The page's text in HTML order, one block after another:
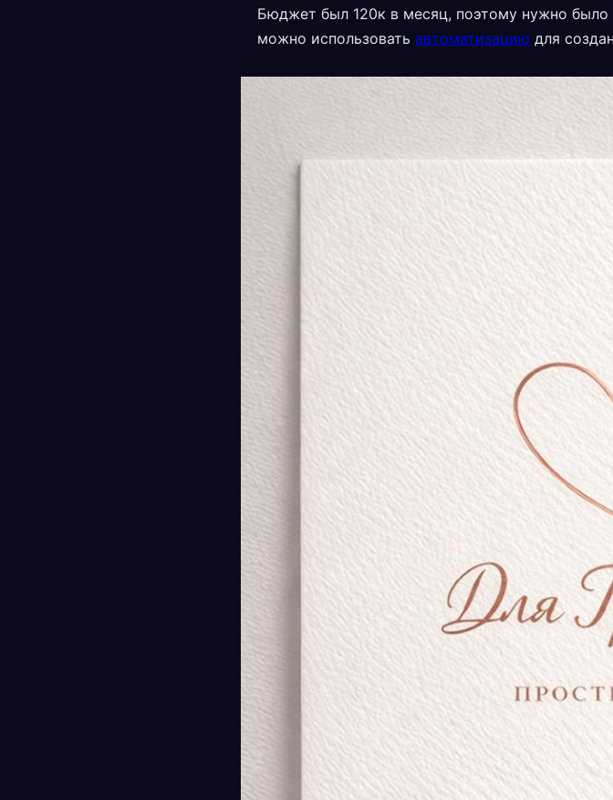
Бюджет был 120к в месяц, поэтому нужно
можно использовать автоматизацию для